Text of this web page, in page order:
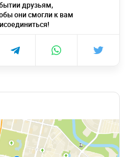
друзьям,
они смогли к вам